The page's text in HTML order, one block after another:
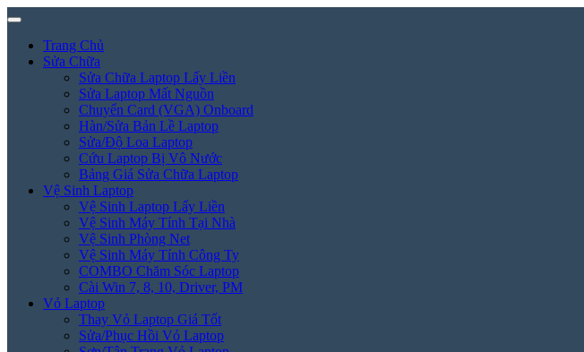
Trang Chủ
Sửa Chữa
Sửa Chữa Laptop Lấy Liền
Sửa Laptop Mất Nguồn
Chuyển Card (VGA) Onboard
Hàn/Sửa Bản Lề Laptop
Sửa/Độ Loa Laptop
Cứu Laptop Bị Vô Nước
Bảng Giá Sửa Chữa Laptop
Vệ Sinh Laptop
Vệ Sinh Laptop Lấy Liền
Vệ Sinh Máy Tính Tại Nhà
Vệ Sinh Phòng Net
Vệ Sinh Máy Tính Công Ty
COMBO Chăm Sóc Laptop
Cài Win 7, 8, 10, Driver, PM
Vỏ Laptop
Thay Vỏ Laptop Giá Tốt
Sửa/Phục Hồi Vỏ Laptop